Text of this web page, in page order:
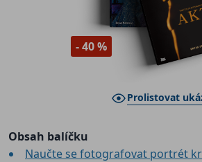
- 40 %
Prolistovat
Obsah balíčku
Naučte se fotografovat portrét